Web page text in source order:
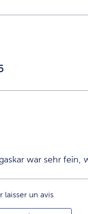
war sehr fein,
laisser un avis